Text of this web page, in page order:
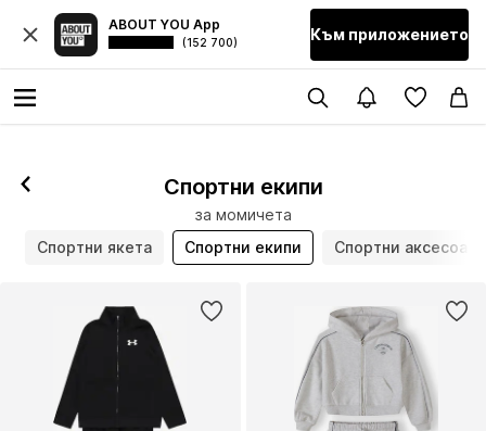
ABOUT YOU App
(152 700) Към приложението
Спортни екипи
за момичета
Спортни якета Спортни екипи Спортни аксесоари